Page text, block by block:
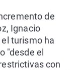
de
Ignacio
turismo ha
"desde el
con